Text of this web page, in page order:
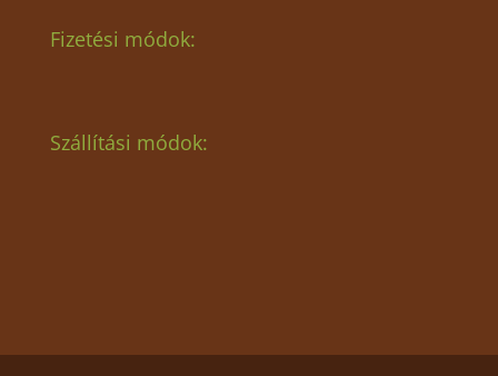
Fizetési módok:
Szállítási módok: